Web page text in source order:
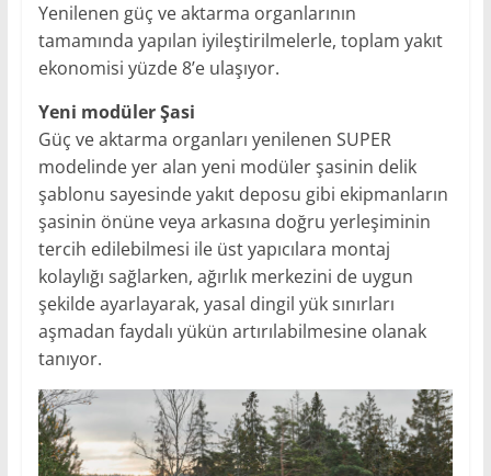
Yenilenen güç ve aktarma organlarının
tamamında yapılan iyileştirilmelerle, toplam yakıt
ekonomisi yüzde 8’e ulaşıyor.
Yeni modüler Şasi
Güç ve aktarma organları yenilenen SUPER
modelinde yer alan yeni modüler şasinin delik
şablonu sayesinde yakıt deposu gibi ekipmanların
şasinin önüne veya arkasına doğru yerleşiminin
tercih edilebilmesi ile üst yapıcılara montaj
kolaylığı sağlarken, ağırlık merkezini de uygun
şekilde ayarlayarak, yasal dingil yük sınırları
aşmadan faydalı yükün artırılabilmesine olanak
tanıyor.